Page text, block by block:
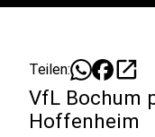
Teilen: open_in_new
VfL Bochum
Hoffenheim